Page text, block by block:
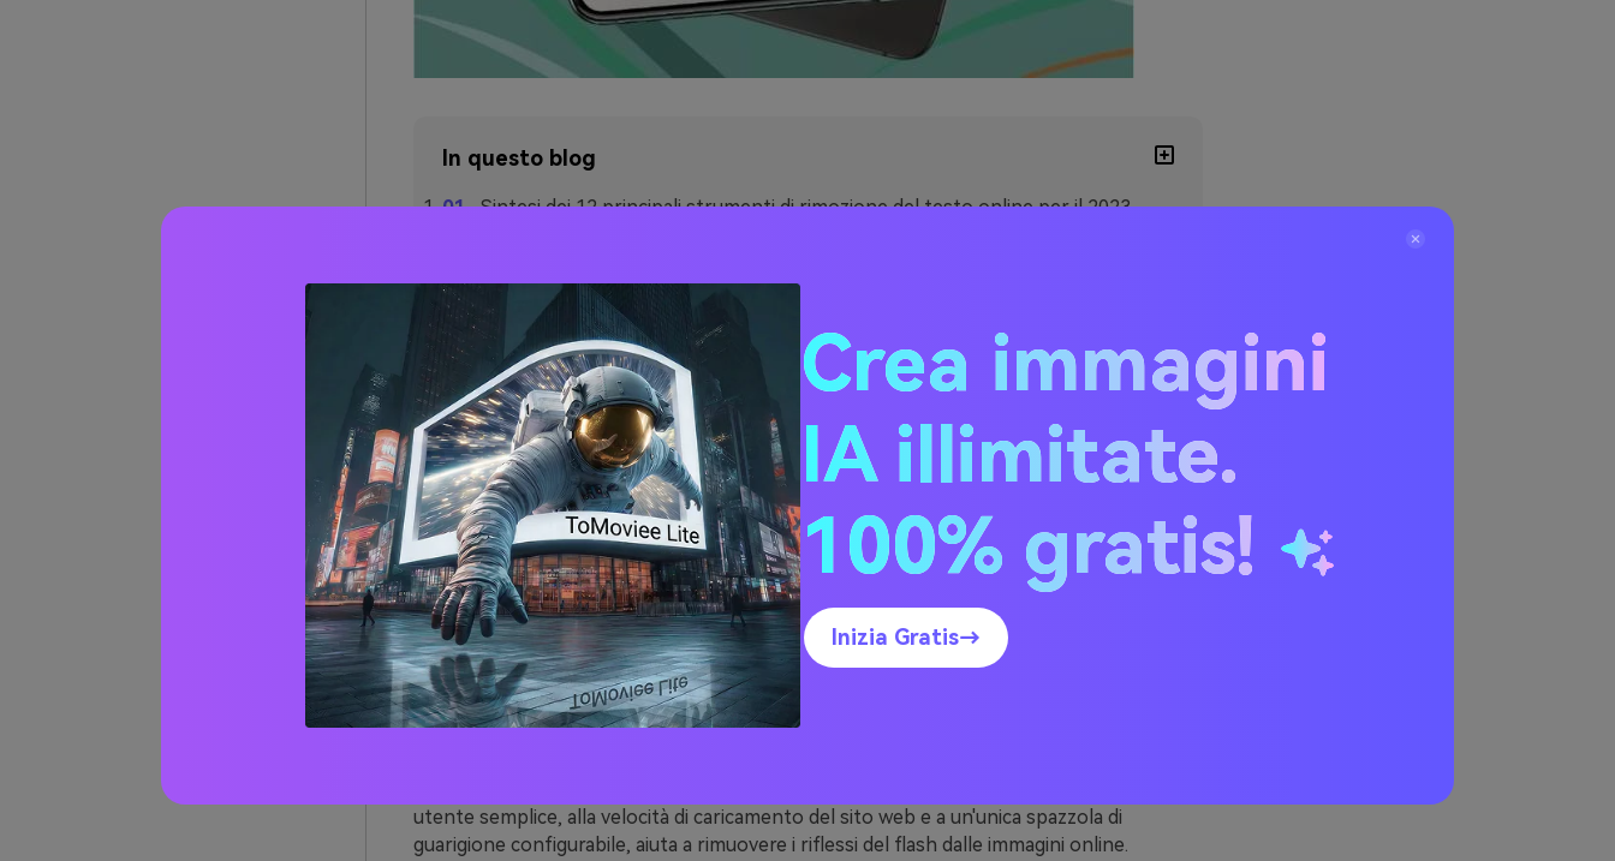
In questo blog
Sintesi dei 12 principali strumenti di rimozione del testo online per il 2023
Parte 1. Panoramica dei 12 migliori
strumenti online per la rimozione del
testo nel 2023
In un'immagine, l'abbagliamento appare come macchie luminose sugli occhiali, strisce di
luce o cerchi. Su Internet, cercate lo strumento che elimina il bagliore del flash dalle
immagini.
1.AniEraser - il miglior rimuovi testo online
utente semplice, alla velocità di caricamento del sito web e a un'unica spazzola di
guarigione configurabile, aiuta a rimuovere i riflessi del flash dalle immagini online.
Crea immagini
IA illimitate.
100% gratis!
Inizia Gratis→